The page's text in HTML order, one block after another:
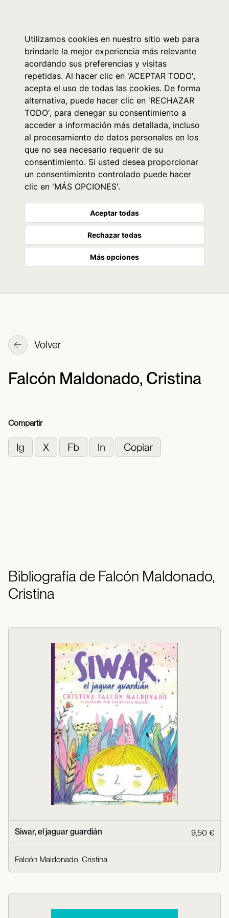
Utilizamos cookies en nuestro sitio web para
brindarle la mejor experiencia más relevante
acordando sus preferencias y visitas
repetidas. Al hacer clic en 'ACEPTAR TODO',
acepta el uso de todas las cookies. De forma
alternativa, puede hacer clic en 'RECHAZAR
TODO', para denegar su consentimiento a
acceder a información más detallada, incluso
al procesamiento de datos personales en los
que no sea necesario requerir de su
consentimiento. Si usted desea proporcionar
un consentimiento controlado puede hacer
clic en 'MÁS OPCIONES'.
Aceptar todas
Rechazar todas
Más opciones
Volver
Falcón Maldonado, Cristina
Compartir
Bibliografía de Falcón Maldonado,
Cristina
Siwar, el jaguar guardián 9,50 €
Falcón Maldonado, Cristina